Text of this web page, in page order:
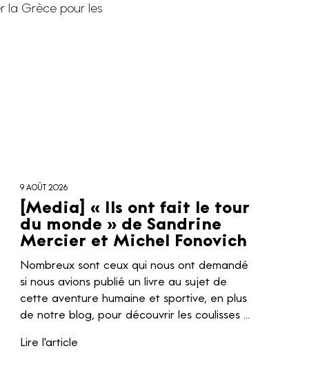
la Grèce pour les
9 AOÛT 2026
[Media] « Ils ont fait le tour
du monde » de Sandrine
Mercier et Michel Fonovich
Nombreux sont ceux qui nous ont demandé
si nous avions publié un livre au sujet de
cette aventure humaine et sportive, en plus
de notre blog, pour découvrir les coulisses ...
Lire l'article